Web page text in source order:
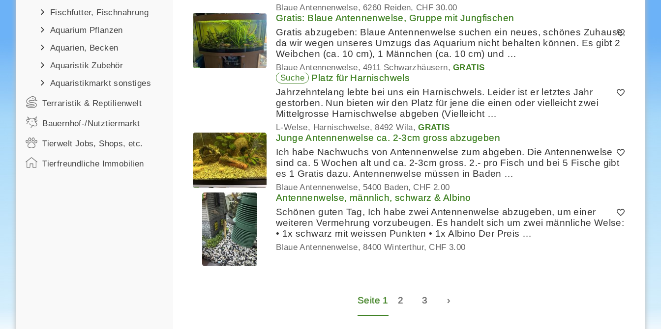
Fischfutter, Fischnahrung
Aquarium Pflanzen
Aquarien, Becken
Aquaristik Zubehör
Aquaristikmarkt sonstiges
Terraristik & Reptilienwelt
Bauernhof-/Nutztiermarkt
Tierwelt Jobs, Shops, etc.
Tierfreundliche Immobilien
Blaue Antennenwelse 6260 Reiden CHF 30.00
Gratis: Blaue Antennenwelse, Gruppe mit Jungfischen
Gratis abzugeben: Blaue Antennenwelse suchen ein neues, schönes Zuhause,
da wir wegen unseres Umzugs das Aquarium nicht behalten können. Es gibt 2
Weibchen (ca. 10 cm), 1 Männchen (ca. 10 cm) und …
Blaue Antennenwelse 4911 Schwarzhäusern GRATIS
Suche
Platz für Harnischwels
Jahrzehntelang lebte bei uns ein Harnischwels. Leider ist er letztes Jahr
gestorben. Nun bieten wir den Platz für jene die einen oder vielleicht zwei
Mittelgrosse Harnischwelse abgeben (Vielleicht …
L-Welse, Harnischwelse 8492 Wila GRATIS
Junge Antennenwelse ca. 2-3cm gross abzugeben
Ich habe Nachwuchs von Antennenwelse zum abgeben. Die Antennenwelse
sind ca. 5 Wochen alt und ca. 2-3cm gross. 2.- pro Fisch und bei 5 Fische gibt
es 1 Gratis dazu. Antennenwelse müssen in Baden …
Blaue Antennenwelse 5400 Baden CHF 2.00
Antennenwelse, männlich, schwarz & Albino
Schönen guten Tag, Ich habe zwei Antennenwelse abzugeben, um einer
weiteren Vermehrung vorzubeugen. Es handelt sich um zwei männliche Welse:
• 1x schwarz mit weissen Punkten • 1x Albino Der Preis …
Blaue Antennenwelse 8400 Winterthur CHF 3.00
Seite 1 2 3 ›